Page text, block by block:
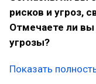
рисков и угроз,
Отмечаете ли
угрозы?
Показать